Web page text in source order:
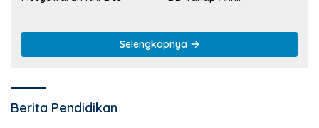
Selengkapnya
Berita Pendidikan